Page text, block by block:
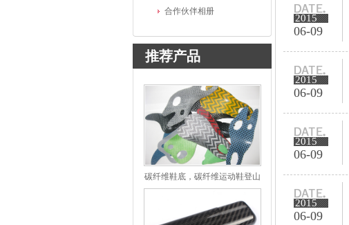
合作伙伴相册
推荐产品
碳纤维鞋底，碳纤维运动鞋登山
鞋
2015
06-09
2015
06-09
2015
06-09
2015
06-09